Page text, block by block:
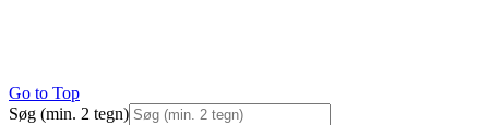
Go to Top
Søg (min. 2 tegn)